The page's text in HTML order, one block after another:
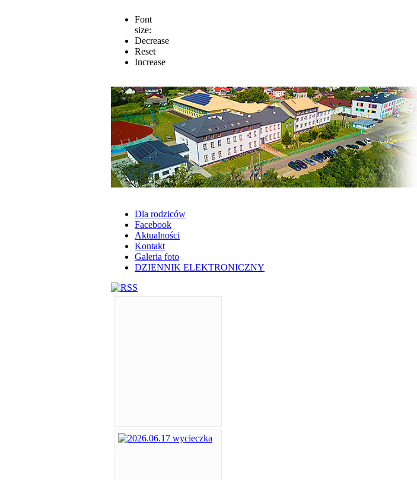
Font
size:
Decrease
Reset
Increase
Dla rodziców
Facebook
Aktualności
Kontakt
Galeria foto
DZIENNIK ELEKTRONICZNY